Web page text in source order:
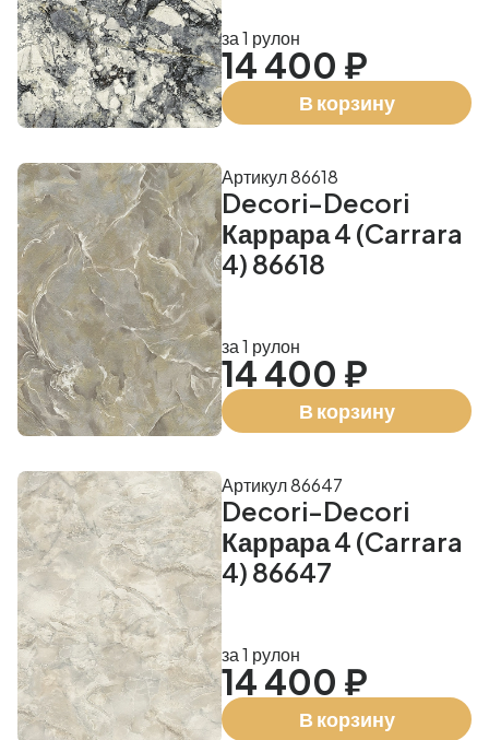
за 1 рулон
14 400 ₽
В корзину
Decori-Decori
Каррара 4 (Carrara
4) 86618
Артикул 86618
за 1 рулон
14 400 ₽
В корзину
Decori-Decori
Каррара 4 (Carrara
4) 86647
Артикул 86647
за 1 рулон
14 400 ₽
В корзину